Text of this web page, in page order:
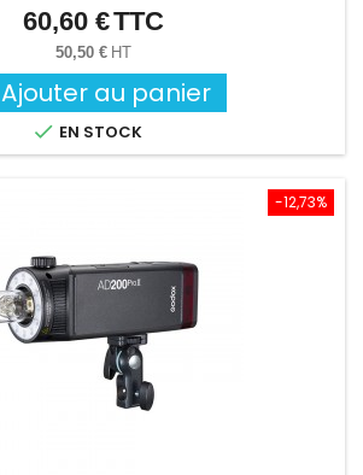
Prix
60,60 €TTC
50,50 € HT
Ajouter au panier
 EN STOCK
-12,73%